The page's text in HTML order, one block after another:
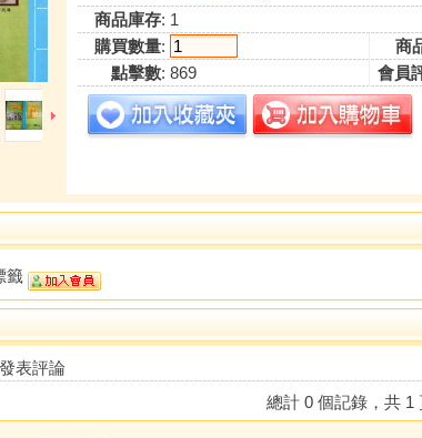
商品庫存: 1
購買數量: 商
點擊數: 869 會員
籤
表評論
總計 0 個記錄，共 1